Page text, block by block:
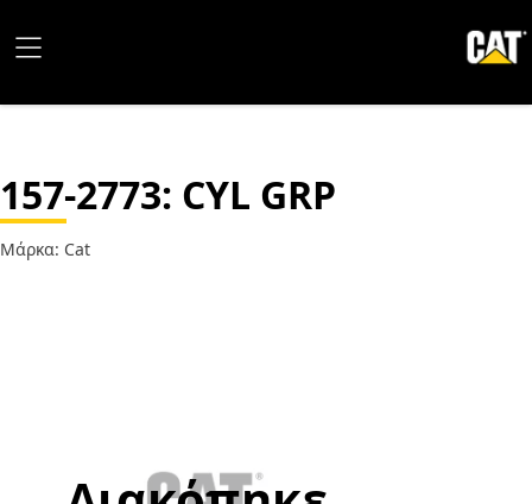
157-2773: CYL GRP
Μάρκα: Cat